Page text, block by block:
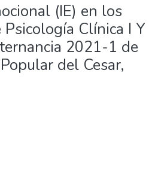
(IE) en los
Clínica I Y
2021-1 de
del Cesar,